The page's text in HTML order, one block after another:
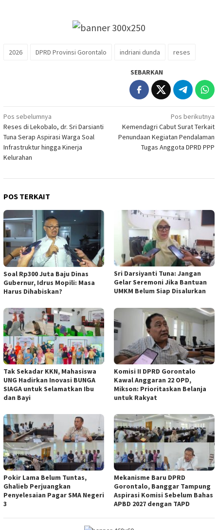
2026 DPRD Provinsi Gorontalo indriani dunda reses
SEBARKAN
Navigasi
pos
Pos sebelumnya
Reses di Lekobalo, dr. Sri Darsianti
Tuna Serap Aspirasi Warga Soal
Infrastruktur hingga Kinerja
Kelurahan
Pos berikutnya
Kemendagri Cabut Surat Terkait
Penundaan Kegiatan Pendalaman
Tugas Anggota DPRD PPP
POS TERKAIT
Soal Rp300 Juta Baju Dinas
Gubernur, Idrus Mopili: Masa
Harus Dihabiskan?
Sri Darsiyanti Tuna: Jangan
Gelar Seremoni Jika Bantuan
UMKM Belum Siap Disalurkan
Tak Sekadar KKN, Mahasiswa
UNG Hadirkan Inovasi BUNGA
SIAGA untuk Selamatkan Ibu
dan Bayi
Komisi II DPRD Gorontalo
Kawal Anggaran 22 OPD,
Mikson: Prioritaskan Belanja
untuk Rakyat
Pokir Lama Belum Tuntas,
Ghalieb Perjuangkan
Penyelesaian Pagar SMA Negeri
3
Mekanisme Baru DPRD
Gorontalo, Banggar Tampung
Aspirasi Komisi Sebelum Bahas
APBD 2027 dengan TAPD